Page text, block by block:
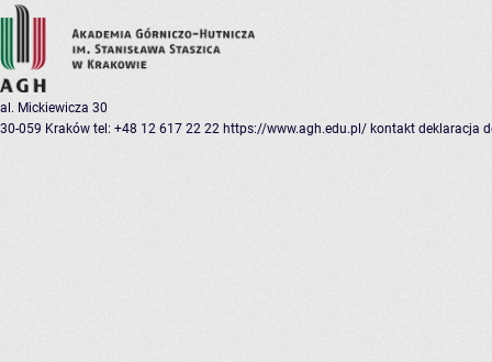
al. Mickiewicza 30
30-059 Kraków tel: +48 12 617 22 22 https://www.agh.edu.pl/ kontakt deklaracja